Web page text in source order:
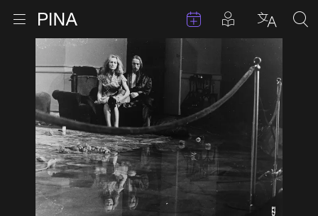
Zum Inhalt springen
Menu öffnen TermineBeiträge in